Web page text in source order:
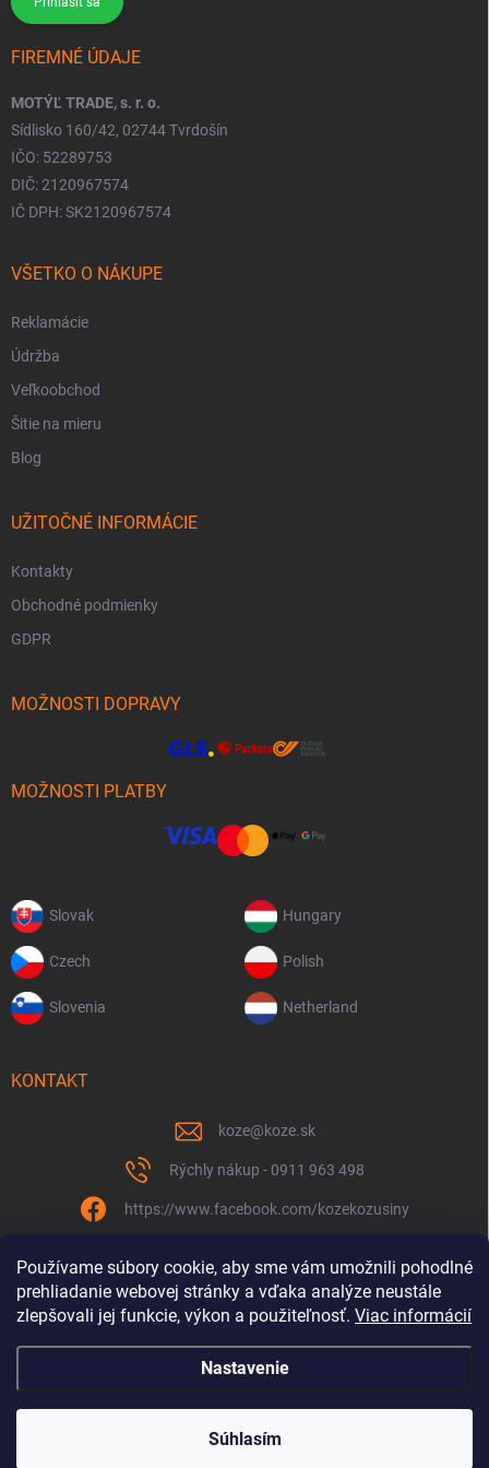
Používame súbory cookie, aby sme vám umožnili pohodlné
prehliadanie webovej stránky a vďaka analýze neustále
zlepšovali jej funkcie, výkon a použiteľnosť. Viac informácií
Nastavenie
Súhlasím
FIREMNÉ ÚDAJE
MOTÝĽ TRADE, s. r. o.
Sídlisko 160/42, 02744 Tvrdošín
IČO: 52289753
DIČ: 2120967574
IČ DPH: SK2120967574
VŠETKO O NÁKUPE
Reklamácie
Údržba
Veľkoobchod
Šitie na mieru
Blog
UŽITOČNÉ INFORMÁCIE
Kontakty
Obchodné podmienky
GDPR
MOŽNOSTI DOPRAVY
MOŽNOSTI PLATBY
Slovak Hungary
Czech Polish
Slovenia Netherland
KONTAKT
koze@koze.sk
Rýchly nákup - 0911 963 498
https://www.facebook.com/kozekozusiny
Spolu to ťaháme už 9 rokov
Koze.sk . Všetky práva vyhradené.